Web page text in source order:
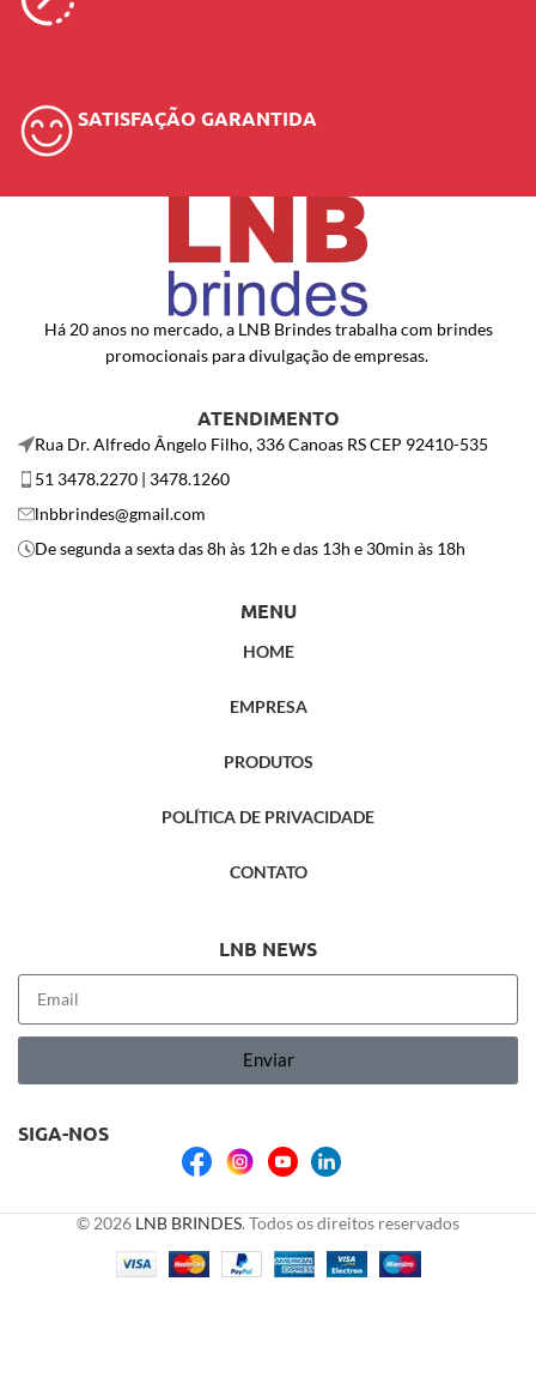
SATISFAÇÃO GARANTIDA
Há 20 anos no mercado, a LNB Brindes trabalha com brindes
promocionais para divulgação de empresas.
ATENDIMENTO
Rua Dr. Alfredo Ângelo Filho, 336 Canoas RS CEP 92410-535
51 3478.2270 | 3478.1260
lnbbrindes@gmail.com
De segunda a sexta das 8h às 12h e das 13h e 30min às 18h
MENU
HOME
EMPRESA
PRODUTOS
POLÍTICA DE PRIVACIDADE
CONTATO
LNB NEWS
Enviar
SIGA-NOS
© 2026 LNB BRINDES. Todos os direitos reservados